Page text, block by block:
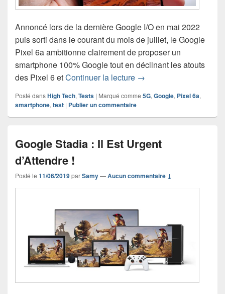
Annoncé lors de la dernière Google I/O en mai 2022
puis sorti dans le courant du mois de juillet, le Google
Pixel 6a ambitionne clairement de proposer un
smartphone 100% Google tout en déclinant les atouts
des Pixel 6 etContinuer la lecture Test du Google Pixel
→
Posté dansHigh Tech, Tests | Marqué comme 5G, Google, Pixel 6a,
smartphone, test | Publier un commentaire
Google Stadia : Il Est Urgent
d’Attendre !
Posté le 11/06/2019parSamy—Aucun commentaire ↓